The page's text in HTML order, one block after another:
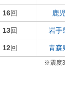
16回 鹿
13回 岩手
12回 青森
※震度3